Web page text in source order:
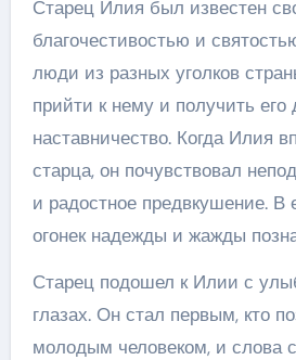
Старец Илия был известен
благочестивостью и
люди из разных уголков
прийти к нему и получить его
наставничество. Когда Илия
старца, он почувствовал
и радостное предвкушение. В
огонек надежды и жажды
Старец подошел к Илии с
глазах. Он стал первым, кто
молодым человеком, и слова